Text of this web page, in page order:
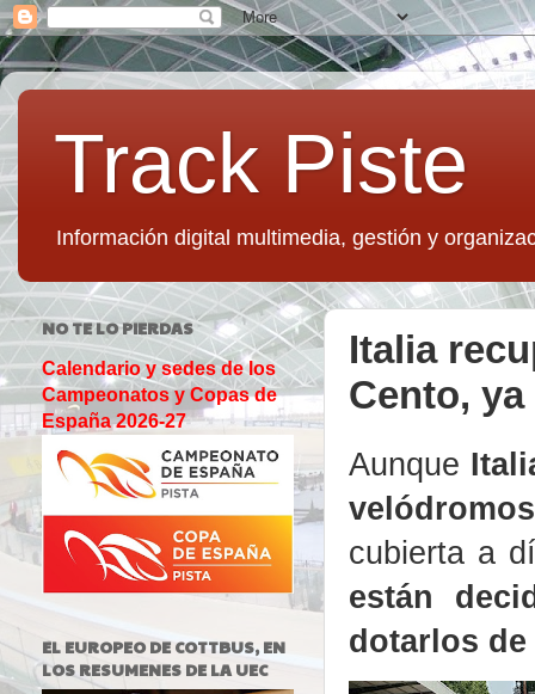
Track Piste
Información digital multimedia, gestión y
Italia
Cento,
Aunque
cubierta a
están
dotarlos
NO TE LO PIERDAS
Calendario y sedes de los
Campeonatos y Copas de
España 2026-27
EL EUROPEO DE COTTBUS, EN
LOS RESUMENES DE LA UEC